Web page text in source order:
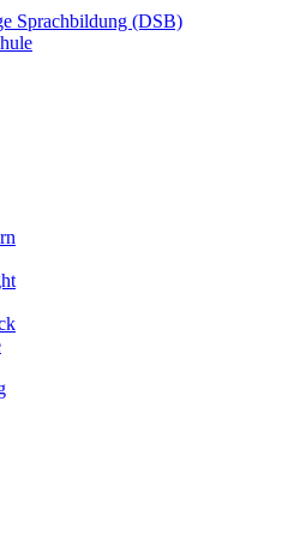
Sprachbildung (DSB)